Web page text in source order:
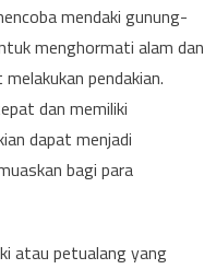
mendaki gunung-
menghormati alam dan
pendakian.
dan memiliki
dapat menjadi
bagi para
atau petualang yang